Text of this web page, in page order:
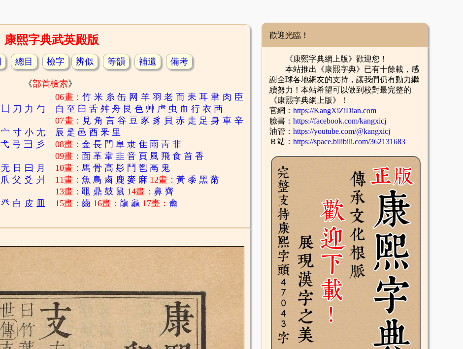
康熙字典武英殿版
總目 檢字 辨似 等韻 補遺 備考
《部首檢索》
凵 刀 力 勹
宀 寸 小 尢
弋 弓 彐 彡
无 日 曰 月
爪 父 爻 爿
癶 白 皮
06畫：竹 米 糸 缶 网 羊 羽 老 而 耒 耳 聿 肉 臣
自 至 臼 舌 舛 舟 艮 色 艸 虍 虫 血 行 衣 襾
07畫： 見 角 言 谷 豆 豕 豸 貝 赤 走 足 身 車 辛
辰 辵 邑 酉 釆 里
08畫：金 長 門 阜 隶 隹 雨 靑 非
09畫： 面 革 韋 韭 音 頁 風 飛 食 首 香
10畫：馬 骨 高 髟 鬥 鬯 鬲 鬼
11畫：魚 鳥 鹵 鹿 麥 麻 12畫：黃 黍 黑 黹
13畫：黽 鼎 鼓 鼠 14畫：鼻 齊
15畫：齒 16畫：龍 龜 17畫：龠
歡迎光臨！
《康熙字典網上版》歡迎您！
本站推出《康熙字典》已有十餘載，感
謝全球各地網友的支持，讓我們仍有動力繼
續努力！本站希望可以做到校對最完整的
《康熙字典網上版》！
官網： https://KangXiZiDian.com
臉書： https://facebook.com/kangxicj
油管： https://youtube.com/@kangxicj
Ｂ站： https://space.bilibili.com/362131683